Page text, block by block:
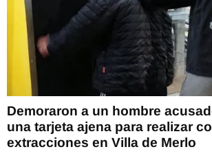
Demoraron a un hombre
una tarjeta ajena para realizar
extracciones en Villa de Merlo